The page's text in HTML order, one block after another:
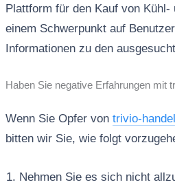
Plattform für den Kauf von
einem Schwerpunkt auf
Informationen zu den
Haben Sie negative Erfahrungen mit
Wenn Sie Opfer von trivio-
bitten wir Sie, wie folgt
Nehmen Sie es sich nicht